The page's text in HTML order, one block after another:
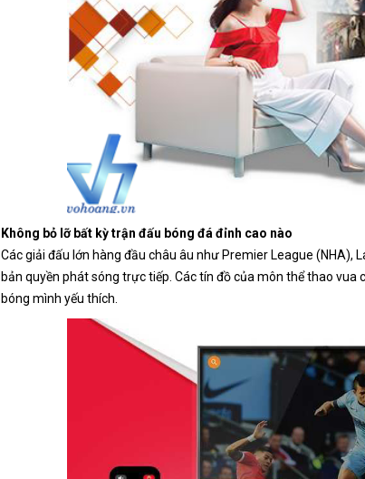
Không bỏ lỡ bất kỳ trận đấu bóng đá đỉnh cao nào
Các giải đấu lớn hàng đầu châu âu như Premier League (NHA),
bản quyền phát sóng trực tiếp. Các tín đồ của môn thể thao
bóng mình yếu thích.